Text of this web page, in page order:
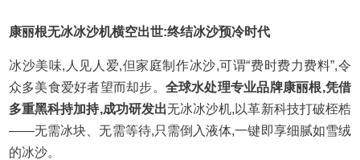
康丽根无冰冰沙机横空出世:终结冰沙预冷时代
冰沙美味,人见人爱,但家庭制作冰沙,可谓“费时费力费料”,令
众多美食爱好者望而却步。 全球水处理专业品牌康丽根,凭借
多重黑科持加持,成功研发出无冰冰沙机,以革新科技打破桎梏
——无需冰块、无需等待,只需倒入液体,一键即享细腻如雪绒
的冰沙。